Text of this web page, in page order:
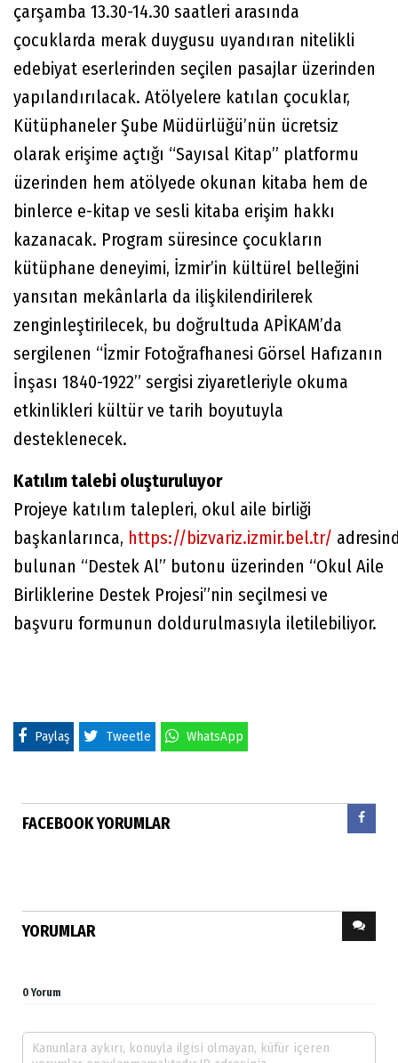
çarşamba 13.30-14.30 saatleri arasında
çocuklarda merak duygusu uyandıran nitelikli
edebiyat eserlerinden seçilen pasajlar üzerinden
yapılandırılacak. Atölyelere katılan çocuklar,
Kütüphaneler Şube Müdürlüğü’nün ücretsiz
olarak erişime açtığı “Sayısal Kitap” platformu
üzerinden hem atölyede okunan kitaba hem de
binlerce e-kitap ve sesli kitaba erişim hakkı
kazanacak. Program süresince çocukların
kütüphane deneyimi, İzmir’in kültürel belleğini
yansıtan mekânlarla da ilişkilendirilerek
zenginleştirilecek, bu doğrultuda APİKAM’da
sergilenen “İzmir Fotoğrafhanesi Görsel Hafızanın
İnşası 1840-1922” sergisi ziyaretleriyle okuma
etkinlikleri kültür ve tarih boyutuyla
desteklenecek.
Katılım talebi oluşturuluyor
Projeye katılım talepleri, okul aile birliği
başkanlarınca, https://bizvariz.izmir.bel.tr/
bulunan “Destek Al” butonu üzerinden “Okul Aile
Birliklerine Destek Projesi”nin seçilmesi ve
başvuru formunun doldurulmasıyla iletilebiliyor.
Paylaş Tweetle WhatsApp
FACEBOOK YORUMLAR
YORUMLAR
0 Yorum